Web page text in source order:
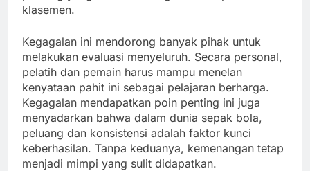
klasemen.
Kegagalan ini mendorong banyak pihak untuk
melakukan evaluasi menyeluruh. Secara personal,
pelatih dan pemain harus mampu menelan
kenyataan pahit ini sebagai pelajaran berharga.
Kegagalan mendapatkan poin penting ini juga
menyadarkan bahwa dalam dunia sepak bola,
peluang dan konsistensi adalah faktor kunci
keberhasilan. Tanpa keduanya, kemenangan tetap
menjadi mimpi yang sulit didapatkan.